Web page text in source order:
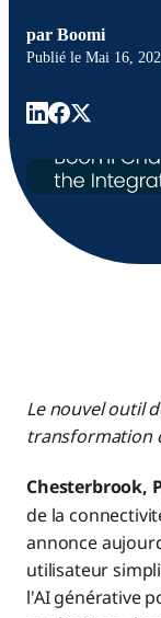
par Boomi
Publié le Mai 16,
Le nouvel outil
transformation
Chesterbrook,
de la
annonce
utilisateur
l'AI générative